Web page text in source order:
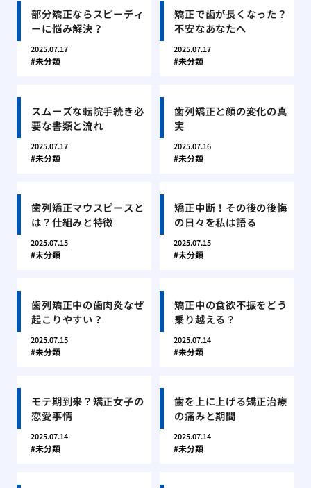
部分矯正ならスピーディ
ーに悩み解決？
2025.07.17
未分類
矯正で歯が長くなった？
不安なあなたへ
2025.07.17
未分類
スムーズな転院手続き必
要な書類と流れ
2025.07.17
未分類
歯列矯正と顔の変化の真
実
2025.07.16
未分類
歯列矯正マウスピースと
は？仕組みと特徴
2025.07.15
未分類
矯正中断！その後の後悔
の日々を私は語る
2025.07.15
未分類
歯列矯正中の歯肉炎なぜ
起こりやすい？
2025.07.15
未分類
矯正中の食欲不振をどう
乗り越える？
2025.07.14
未分類
モテ期到来？矯正女子の
恋愛事情
2025.07.14
未分類
歯を上に上げる矯正治療
の痛みと期間
2025.07.14
未分類